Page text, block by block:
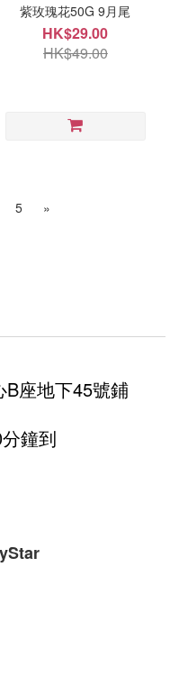
紫玫瑰花50G 9月尾
HK$29.00
HK$49.00
5 »
B座地下45號鋪
鐘到